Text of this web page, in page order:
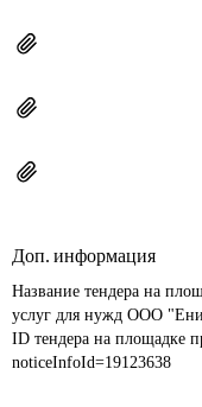
Доп. информация
Название тендера на
услуг для нужд ООО
ID тендера на площадке
noticeInfoId=19123638